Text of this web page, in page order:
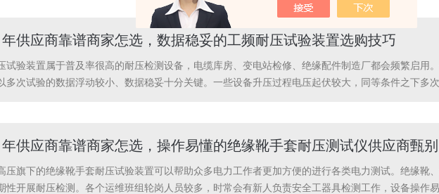
供应商靠谱商家怎选，数据稳妥的工频耐压试验装置选购技巧
试验装置属于普及率很高的耐压检测设备，电缆库房、变电站检修、绝缘配件制造厂都会频繁启用
多次试验的数据浮动较小、数据稳妥十分关键。一些设备升压过程电压起伏较大，同等条件之下多
供应商靠谱商家怎选，操作易懂的绝缘靴手套耐压测试仪供应商甄别
压旗下的绝缘靴手套耐压试验装置可以帮助众多电力工作者更加方便的进行各类电力测试。绝缘靴
性开展耐压检测。各个运维班组轮岗人员较多，时常会有新人负责安全工器具检测工作，设备操作